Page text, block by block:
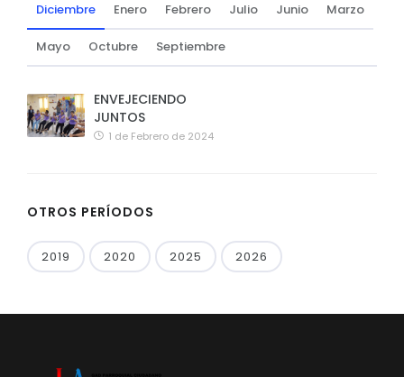
Diciembre Enero Febrero Julio Junio Marzo
Mayo Octubre Septiembre
ENVEJECIENDO
JUNTOS
1 de Febrero de 2024
OTROS PERÍODOS
2019 2020 2025 2026